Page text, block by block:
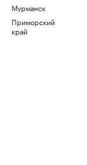
Мурманск
Приморский
край